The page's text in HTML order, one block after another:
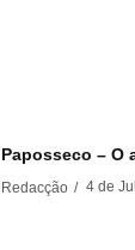
Paposseco – O
Redacção / 4 de